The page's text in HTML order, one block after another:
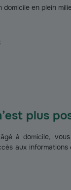
en plein
plus
à domicile,
aux